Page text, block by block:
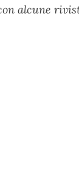
alcune